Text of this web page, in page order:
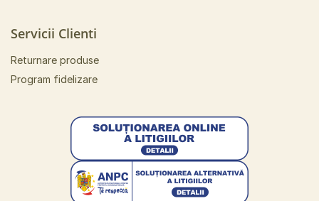
Servicii Clienti
Returnare produse
Program fidelizare